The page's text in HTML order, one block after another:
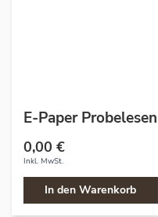
E-Paper Probelesen
0,00 €
Inkl. MwSt.
In den Warenkorb